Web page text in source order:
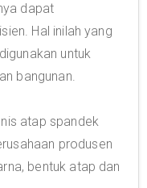
dapat
Hal inilah yang
untuk
bangunan.
atap spandek
produsen
bentuk atap dan